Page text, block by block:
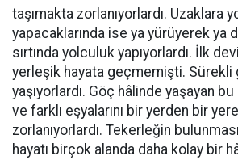
taşımakta zorlanıyorlardı. Uzaklara
yapacaklarında ise ya yürüyerek ya
sırtında yolculuk yapıyorlardı. İlk
yerleşik hayata geçmemişti. Sürekli
yaşıyorlardı. Göç hâlinde yaşayan
ve farklı eşyalarını bir yerden bir
zorlanıyorlardı. Tekerleğin
hayatı birçok alanda daha kolay bir